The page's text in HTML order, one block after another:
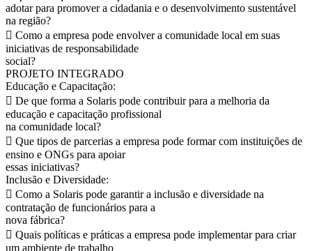
adotar para promover a cidadania e o desenvolvimento sustentável
na região?
 Como a empresa pode envolver a comunidade local em suas
iniciativas de responsabilidade
social?
PROJETO INTEGRADO
Educação e Capacitação:
 De que forma a Solaris pode contribuir para a melhoria da
educação e capacitação profissional
na comunidade local?
 Que tipos de parcerias a empresa pode formar com instituições de
ensino e ONGs para apoiar
essas iniciativas?
Inclusão e Diversidade:
 Como a Solaris pode garantir a inclusão e diversidade na
contratação de funcionários para a
nova fábrica?
 Quais políticas e práticas a empresa pode implementar para criar
um ambiente de trabalho